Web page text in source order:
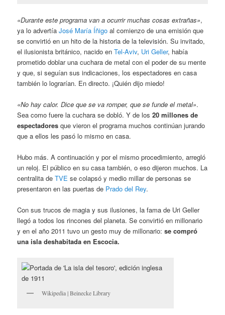
«Durante este programa van a ocurrir muchas cosas extrañas»,
ya lo advertíaJosé María Íñigo al comienzo de una emisión que
se convirtió en un hito de la historia de la televisión. Su invitado,
el ilusionista británico, nacido enTel-Aviv, Uri Geller, había
prometido doblar una cuchara de metal con el poder de su mente
y que, si seguían sus indicaciones, los espectadores en casa
también lo lograrían. En directo. ¡Quién dijo miedo!
«No hay calor. Dice que se va romper, que se funde el metal».
Sea como fuere la cuchara se dobló. Y de los20 millones de
espectadores que vieron el programa muchos continúan jurando
que a ellos les pasó lo mismo en casa.
Hubo más. A continuación y por el mismo procedimiento, arregló
un reloj. El público en su casa también, o eso dijeron muchos. La
centralita deTVE se colapsó y medio millar de personas se
presentaron en las puertas de Prado del Rey.
Con sus trucos de magia y sus ilusiones, la fama de Uri Geller
llegó a todos los rincones del planeta. Se convirtió en millonario
y en el año 2011 tuvo un gesto muy de millonario:se compró
una isla deshabitada en Escocia.
Wikipedia | Beinecke Library